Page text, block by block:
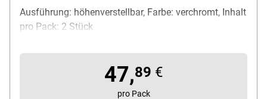
Ausführung: höhenverstellbar, Farbe: verchromt, Inhalt
pro Pack: 2 Stück
47,89 €
pro Pack